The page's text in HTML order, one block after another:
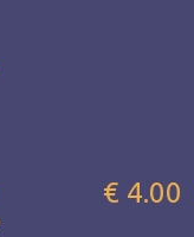
€ 4.00